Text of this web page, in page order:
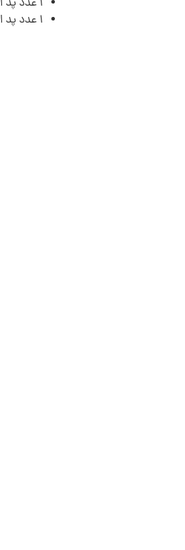
1 عدد پد اسفنجی نرم 82 میلی متری
1 عدد پد اسفنجی متوسط 82 میلی متر